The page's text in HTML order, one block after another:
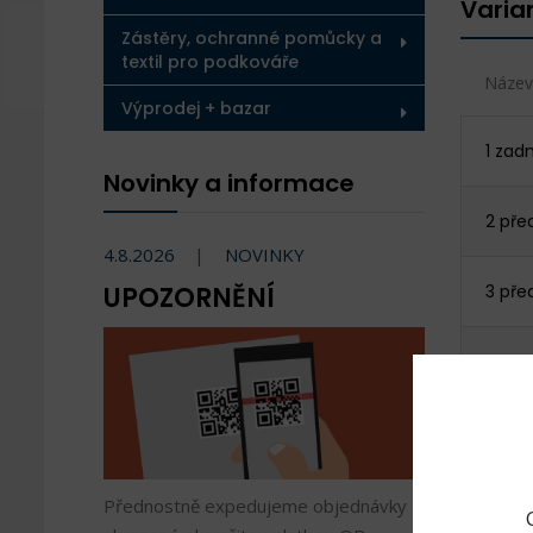
Zástěry, ochranné pomůcky a
textil pro podkováře
Výprodej + bazar
Novinky a informace
4.8.2026 NOVINKY
UPOZORNĚNÍ
Přednostně expedujeme objednávky
1
2
3
4
4